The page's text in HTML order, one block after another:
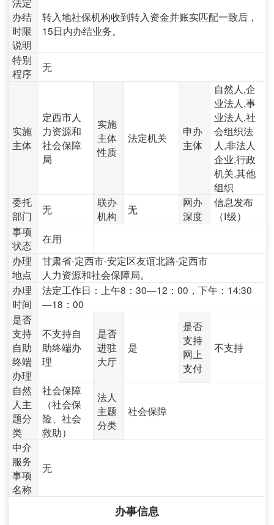
办结
时限
说明
转入地社保机构收到转入资金并账实匹配一致后，
15日内办结业务。
特别
程序
无
实施
主体
定西市人
力资源和
社会保障
局
实施
主体
性质
法定机关
申办
主体
自然人,企
业法人,事
业法人,社
会组织法
人,非法人
企业,行政
机关,其他
组织
委托
部门
无
联办
机构
无
网办
深度
信息发布
（Ⅰ级）
事项
状态
在用
办理
地点
甘肃省-定西市-安定区友谊北路-定西市
人力资源和社会保障局。
办理
时间
法定工作日：上午8：30—12：00，下午：14:30
—18：00
是否
支持
自助
终端
办理
不支持自
助终端办
理
是否
进驻
大厅
是
是否
支持
网上
支付
不支持
自然
人主
题分
类
社会保障
（社会保
险、社会
救助）
法人
主题
分类
社会保障
中介
服务
事项
名称
无
办事信息